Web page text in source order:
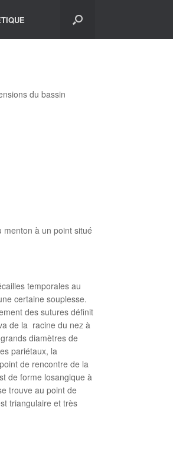
du bassin
à un point situé
temporales au
certaine souplesse.
des sutures définit
de la racine du nez à
diamètres de
pariétaux, la
de rencontre de la
de forme losangique à
trouve au point de
triangulaire et très